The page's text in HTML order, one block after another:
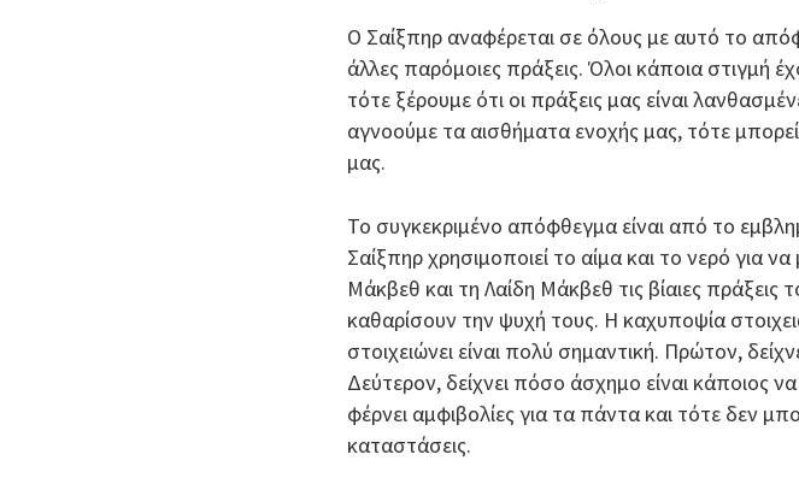
O Σαίξπηρ αναφέρεται σε όλους με αυτό το
άλλες παρόμοιες πράξεις. Όλοι κάποια στιγμή
τότε ξέρουμε ότι οι πράξεις μας είναι
αγνοούμε τα αισθήματα ενοχής μας, τότε
μας.
Το συγκεκριμένο απόφθεγμα είναι από το
Σαίξπηρ χρησιμοποιεί το αίμα και το νερό για
Μάκβεθ και τη Λαίδη Μάκβεθ τις βίαιες
καθαρίσουν την ψυχή τους. Η καχυποψία
στοιχειώνει είναι πολύ σημαντική. Πρώτον,
Δεύτερον, δείχνει πόσο άσχημο είναι κάποιος
φέρνει αμφιβολίες για τα πάντα και τότε δεν
καταστάσεις.